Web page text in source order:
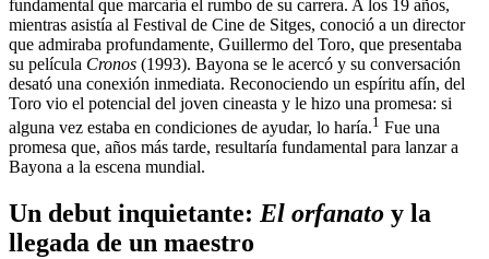
fundamental que marcaría el rumbo de su carrera. A los 19 años,
mientras asistía al Festival de Cine de Sitges, conoció a un director
que admiraba profundamente, Guillermo del Toro, que presentaba
su película Cronos (1993). Bayona se le acercó y su conversación
desató una conexión inmediata. Reconociendo un espíritu afín, del
Toro vio el potencial del joven cineasta y le hizo una promesa: si
alguna vez estaba en condiciones de ayudar, lo haría.1 Fue una
promesa que, años más tarde, resultaría fundamental para lanzar a
Bayona a la escena mundial.
Un debut inquietante: El orfanato y la
llegada de un maestro